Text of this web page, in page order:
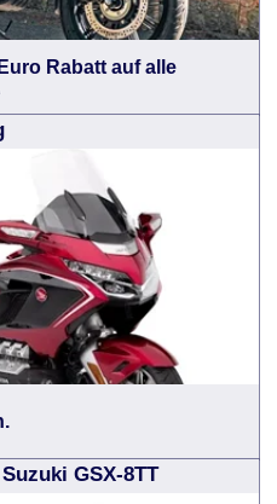
Rabatt auf alle
GSX-8TT